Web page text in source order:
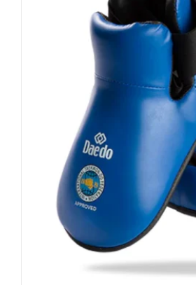
Invictus Brands
Klubaftalesider – Find din klub
Brodering / Tryk
Kontakt Invictus Fightwear
Om Invictus Fightwear
Information